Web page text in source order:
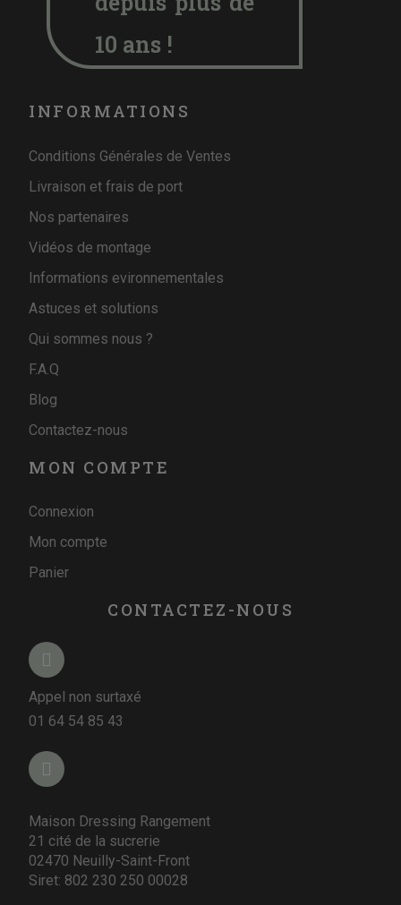
10 ans !
INFORMATIONS
Conditions Générales de Ventes
Livraison et frais de port
Nos partenaires
Vidéos de montage
Informations evironnementales
Astuces et solutions
Qui sommes nous ?
F.A.Q
Blog
Contactez-nous
MON COMPTE
Connexion
Mon compte
Panier
CONTACTEZ-NOUS
Appel non surtaxé
01 64 54 85 43
Maison Dressing Rangement
21 cité de la sucrerie
02470 Neuilly-Saint-Front
Siret: 802 230 250 00028